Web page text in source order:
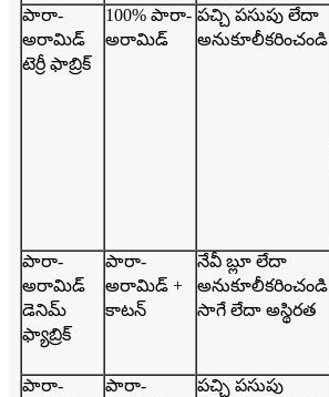
పారా-
అరామిడ్
టెర్రీ ఫాబ్రిక్
100% పారా-
అరామిడ్
పచ్చి పసుపు లేదా
అనుకూలీకరించండి
పారా-
అరామిడ్
డెనిమ్
ఫ్యాబ్రిక్
పారా-
అరామిడ్ +
కాటన్
నేవీ బ్లూ లేదా
అనుకూలీకరించండి
సాగే లేదా అస్థిరత
పారా-
పారా-
పచ్చి పసుపు